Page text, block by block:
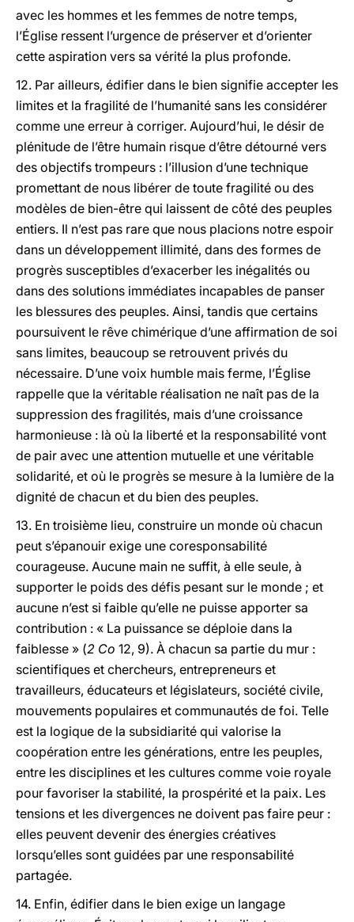
avec les hommes et les femmes de notre temps,
l’Église ressent l’urgence de préserver et d’orienter
cette aspiration vers sa vérité la plus profonde.
12. Par ailleurs, édifier dans le bien signifie accepter les
limites et la fragilité de l’humanité sans les considérer
comme une erreur à corriger. Aujourd’hui, le désir de
plénitude de l’être humain risque d’être détourné vers
des objectifs trompeurs : l’illusion d’une technique
promettant de nous libérer de toute fragilité ou des
modèles de bien-être qui laissent de côté des peuples
entiers. Il n’est pas rare que nous placions notre espoir
dans un développement illimité, dans des formes de
progrès susceptibles d’exacerber les inégalités ou
dans des solutions immédiates incapables de panser
les blessures des peuples. Ainsi, tandis que certains
poursuivent le rêve chimérique d’une affirmation de soi
sans limites, beaucoup se retrouvent privés du
nécessaire. D’une voix humble mais ferme, l’Église
rappelle que la véritable réalisation ne naît pas de la
suppression des fragilités, mais d’une croissance
harmonieuse : là où la liberté et la responsabilité vont
de pair avec une attention mutuelle et une véritable
solidarité, et où le progrès se mesure à la lumière de la
dignité de chacun et du bien des peuples.
13. En troisième lieu, construire un monde où chacun
peut s’épanouir exige une coresponsabilité
courageuse. Aucune main ne suffit, à elle seule, à
supporter le poids des défis pesant sur le monde ; et
aucune n’est si faible qu’elle ne puisse apporter sa
contribution : « La puissance se déploie dans la
faiblesse » (2 Co 12, 9). À chacun sa partie du mur :
scientifiques et chercheurs, entrepreneurs et
travailleurs, éducateurs et législateurs, société civile,
mouvements populaires et communautés de foi. Telle
est la logique de la subsidiarité qui valorise la
coopération entre les générations, entre les peuples,
entre les disciplines et les cultures comme voie royale
pour favoriser la stabilité, la prospérité et la paix. Les
tensions et les divergences ne doivent pas faire peur :
elles peuvent devenir des énergies créatives
lorsqu’elles sont guidées par une responsabilité
partagée.
14. Enfin, édifier dans le bien exige un langage